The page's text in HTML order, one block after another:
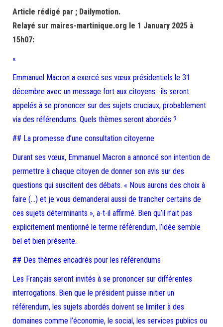
Article rédigé par ; Dailymotion.
Relayé sur maires-martinique.org le 1 January 2025 à
15h07:
«
Emmanuel Macron a exercé ses vœux présidentiels le 31
décembre avec un message fort aux citoyens : ils seront
appelés à se prononcer sur des sujets cruciaux, probablement
via des référendums. Quels thèmes seront abordés ?
## La promesse d’une consultation citoyenne
Durant ses vœux, Emmanuel Macron a annoncé son intention de
permettre à chaque citoyen de donner son avis sur des
questions qui suscitent des débats. « Nous aurons des choix à
faire (…) et je vous demanderai aussi de trancher certains de
ces sujets déterminants », a-t-il affirmé. Bien qu’il n’ait pas
explicitement mentionné le terme référendum, l’idée semble
bel et bien présente.
## Des thèmes encadrés pour les référendums
Les Français seront invités à se prononcer sur différentes
interrogations. Bien que le président puisse initier un
référendum, les sujets abordés doivent se limiter à des
domaines comme l’économie, le social, les services publics ou